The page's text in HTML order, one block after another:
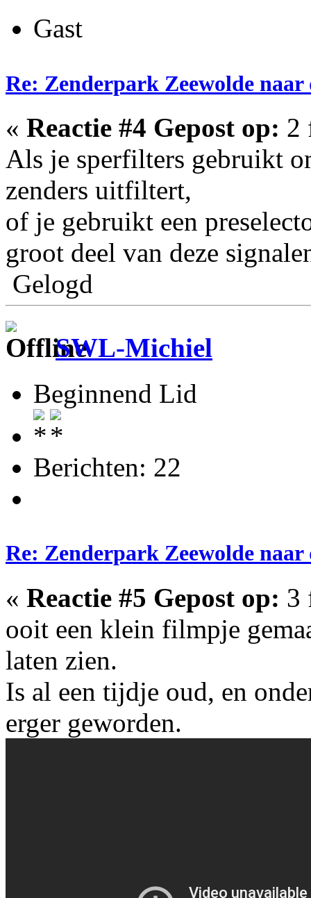
Gast
Re: Zenderpark Zeewolde naar
« Reactie #4 Gepost op: 2
Als je sperfilters gebruikt
zenders uitfiltert,
of je gebruikt een
groot deel van deze
Gelogd
SWL-Michiel
Beginnend Lid
Berichten: 22
Re: Zenderpark Zeewolde naar
« Reactie #5 Gepost op: 3
ooit een klein filmpje
laten zien.
Is al een tijdje oud, en
erger geworden.